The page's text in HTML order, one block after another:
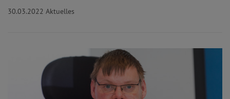
30.03.2022 Aktuelles